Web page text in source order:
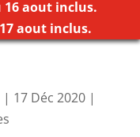
16 aout inclus.
aout inclus.
| 17 Déc 2020|